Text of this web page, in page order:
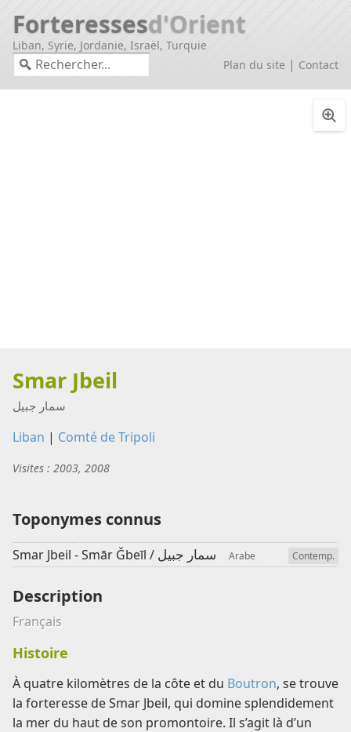
Forteressesd'Orient
Liban, Syrie, Jordanie, Israël, Turquie
Plan du site | Contact
Smar Jbeil
سمار جبيل
Liban | Comté de Tripoli
Visites : 2003, 2008
Toponymes connus
Smar Jbeil - Smār Ǧbeīl / سمار جبيل Arabe Contemp.
Description
Français
Histoire
À quatre kilomètres de la côte et du Boutron, se trouve
la forteresse de Smar Jbeil, qui domine splendidement
la mer du haut de son promontoire. Il s’agit là d’un